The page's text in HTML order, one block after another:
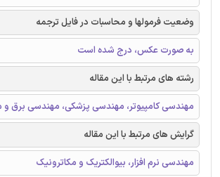
وضعیت فرمولها و محاسبات در فایل ترجمه
به صورت عکس، درج شده است
رشته های مرتبط با این مقاله
مهندسی کامپیوتر، مهندسی پزشکی، مهندسی برق
گرایش های مرتبط با این مقاله
مهندسی نرم افزار، بیوالکتریک و مکاترونیک